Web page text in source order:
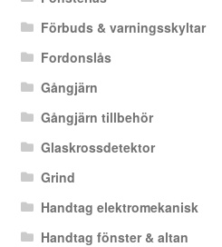
Förbuds & varningsskyltar
Fordonslås
Gångjärn
Gångjärn tillbehör
Glaskrossdetektor
Grind
Handtag elektromekanisk
Handtag fönster & altan